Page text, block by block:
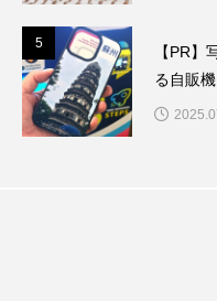
5
【PR
る自販